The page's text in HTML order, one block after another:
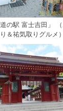
道の駅 富士吉田」
＆祐気取りグルメ）